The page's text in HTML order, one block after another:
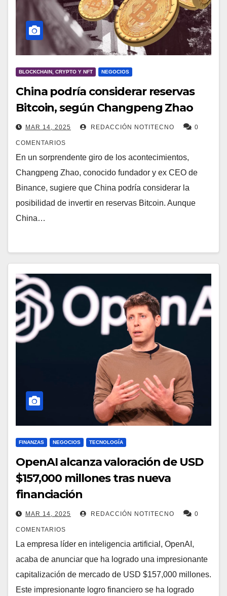
BLOCKCHAIN, CRYPTO Y NFT NEGOCIOS
China podría considerar reservas
Bitcoin, según Changpeng Zhao
MAR 14, 2025 REDACCIÓN NOTITECNO 0
COMENTARIOS
En un sorprendente giro de los acontecimientos,
Changpeng Zhao, conocido fundador y ex CEO de
Binance, sugiere que China podría considerar la
posibilidad de invertir en reservas Bitcoin. Aunque
China…
FINANZAS NEGOCIOS TECNOLOGÍA
OpenAI alcanza valoración de USD
$157,000 millones tras nueva
financiación
MAR 14, 2025 REDACCIÓN NOTITECNO 0
COMENTARIOS
La empresa líder en inteligencia artificial, OpenAI,
acaba de anunciar que ha logrado una impresionante
capitalización de mercado de USD $157,000 millones.
Este impresionante logro financiero se ha logrado